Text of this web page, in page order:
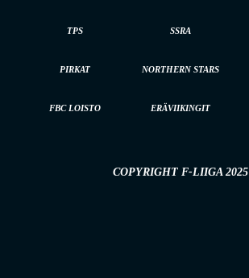
TPS SSRA
PIRKAT NORTHERN STARS
FBC LOISTO ERÄVIIKINGIT
COPYRIGHT F-LIIGA 2025